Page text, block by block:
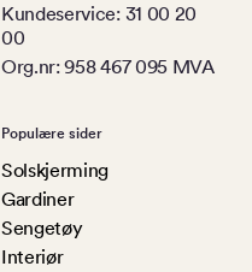
Kundeservice: 31 00 20
00
Org.nr: 958 467 095 MVA
Populære sider
Solskjerming
Gardiner
Sengetøy
Interiør